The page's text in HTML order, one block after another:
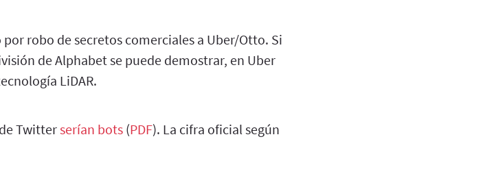
por robo de secretos comerciales a Uber/Otto. Si
de Alphabet se puede demostrar, en Uber
LiDAR.
Twitterserían bots (PDF). La cifra oficial según